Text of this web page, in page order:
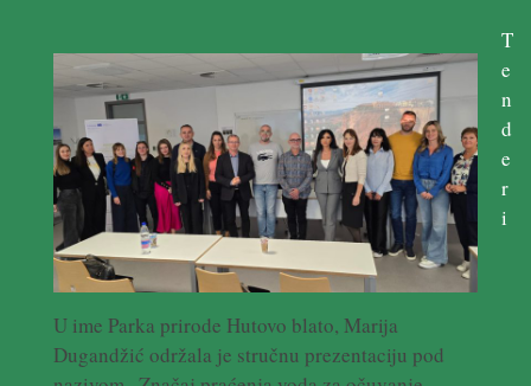
U ime Parka prirode Hutovo blato, Marija
Dugandžić održala je stručnu prezentaciju pod
T
e
n
d
e
r
i